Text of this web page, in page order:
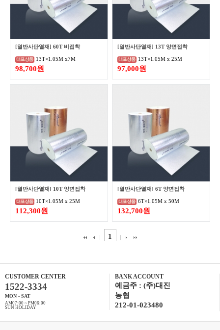
[열반사단열재] 60T 비접착
13T×1.05M x7M
98,700원
[열반사단열재] 13T 양면접착
13T×1.05M x 25M
97,000원
[열반사단열재] 10T 양면접착
10T×1.05M x 25M
112,300원
[열반사단열재] 6T 양면접착
6T×1.05M x 50M
132,700원
1
CUSTOMER CENTER
1522-3334
MON - SAT
AM07:00 ~ PM06:00
SUN HOLIDAY
BANK ACCOUNT
예금주 : (주)대진
농협
212-01-023480